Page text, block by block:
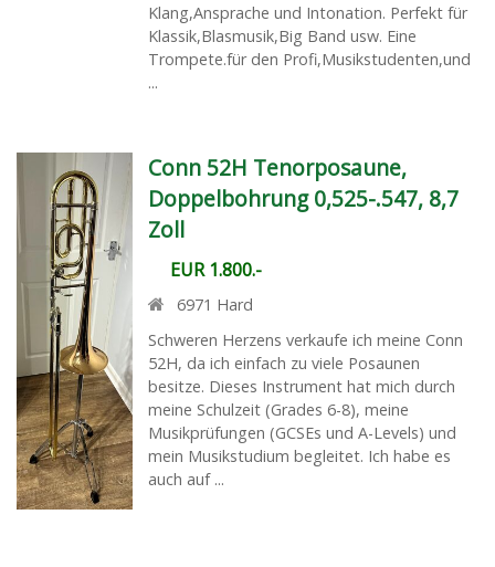
Klang,Ansprache und Intonation. Perfekt für
Klassik,Blasmusik,Big Band usw. Eine
Trompete.für den Profi,Musikstudenten,und
...
Conn 52H Tenorposaune,
Doppelbohrung 0,525-.547, 8,7
Zoll
EUR 1.800.-
6971 Hard
Schweren Herzens verkaufe ich meine Conn
52H, da ich einfach zu viele Posaunen
besitze. Dieses Instrument hat mich durch
meine Schulzeit (Grades 6-8), meine
Musikprüfungen (GCSEs und A-Levels) und
mein Musikstudium begleitet. Ich habe es
auch auf ...